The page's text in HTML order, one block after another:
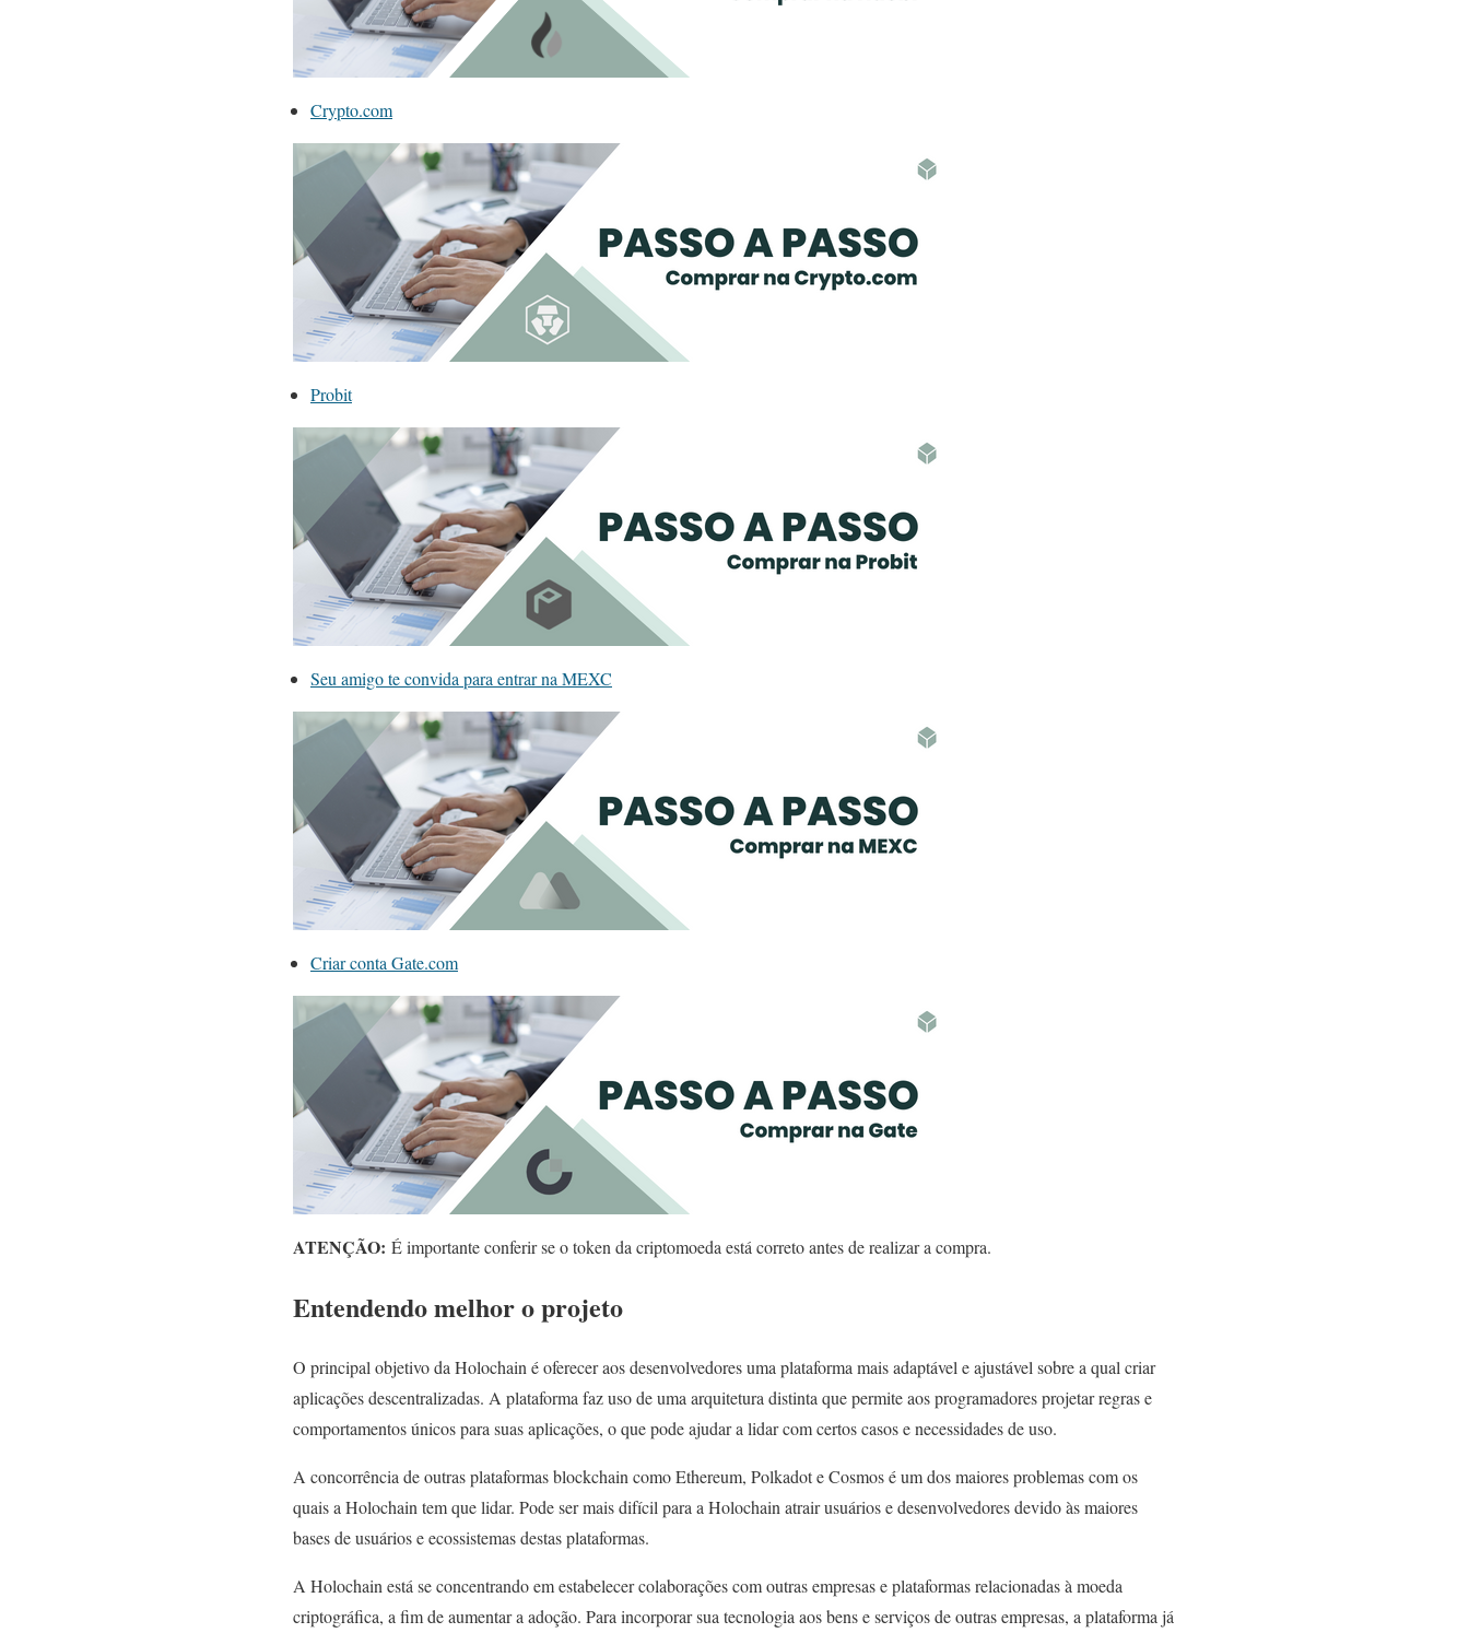
Crypto.com
Probit
Seu amigo te convida para entrar na MEXC
Criar conta Gate.com
ATENÇÃO: É importante conferir se o token da criptomoeda está correto antes de realizar a compra.
Entendendo melhor o projeto
O principal objetivo da Holochain é oferecer aos desenvolvedores uma plataforma mais adaptável e ajustável sobre a qual criar
aplicações descentralizadas. A plataforma faz uso de uma arquitetura distinta que permite aos programadores projetar regras e
comportamentos únicos para suas aplicações, o que pode ajudar a lidar com certos casos e necessidades de uso.
A concorrência de outras plataformas blockchain como Ethereum, Polkadot e Cosmos é um dos maiores problemas com os
quais a Holochain tem que lidar. Pode ser mais difícil para a Holochain atrair usuários e desenvolvedores devido às maiores
bases de usuários e ecossistemas destas plataformas.
A Holochain está se concentrando em estabelecer colaborações com outras empresas e plataformas relacionadas à moeda
criptográfica, a fim de aumentar a adoção. Para incorporar sua tecnologia aos bens e serviços de outras empresas, a plataforma já